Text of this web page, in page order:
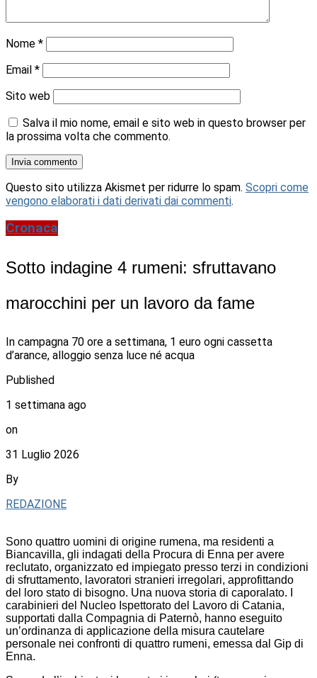
Nome *
Email *
Sito web
Salva il mio nome, email e sito web in questo browser per
la prossima volta che commento.
Questo sito utilizza Akismet per ridurre lo spam. Scopri come
vengono elaborati i dati derivati dai commenti.
Cronaca
Sotto indagine 4 rumeni: sfruttavano
marocchini per un lavoro da fame
In campagna 70 ore a settimana, 1 euro ogni cassetta
d’arance, alloggio senza luce né acqua
Published
1 settimana ago
on
31 Luglio 2026
By
REDAZIONE
Sono quattro uomini di origine rumena, ma residenti a
Biancavilla, gli indagati della Procura di Enna per avere
reclutato, organizzato ed impiegato presso terzi in condizioni
di sfruttamento, lavoratori stranieri irregolari, approfittando
del loro stato di bisogno. Una nuova storia di caporalato. I
carabinieri del Nucleo Ispettorato del Lavoro di Catania,
supportati dalla Compagnia di Paternò, hanno eseguito
un’ordinanza di applicazione della misura cautelare
personale nei confronti di quattro rumeni, emessa dal Gip di
Enna.